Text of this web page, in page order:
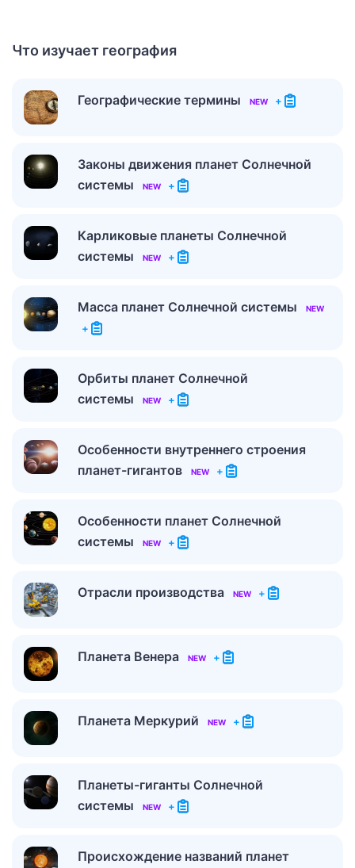
Что изучает география
Географические термины NEW +
Законы движения планет Солнечной
системы
NEW +
Карликовые планеты Солнечной
системы
NEW +
Масса планет Солнечной системы NEW
+
Орбиты планет Солнечной
системы
NEW +
Особенности внутреннего строения
планет-гигантов
NEW +
Особенности планет Солнечной
системы
NEW +
Отрасли производства NEW +
Планета Венера NEW +
Планета Меркурий NEW +
Планеты-гиганты Солнечной
системы
NEW +
Происхождение названий планет